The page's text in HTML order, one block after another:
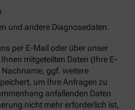
und andere Diagnosedaten.
per E-Mail oder über unser
mitgeteilten Daten (Ihre E-
ggf. weitere
um Ihre Anfragen zu
anfallenden Daten
nicht mehr erforderlich ist,